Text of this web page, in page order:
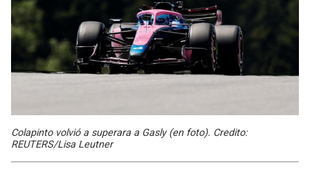
Colapinto volvió a superara a Gasly (en foto). Credito:
REUTERS/Lisa Leutner